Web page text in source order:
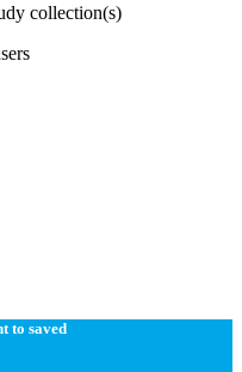
collection(s)
to saved